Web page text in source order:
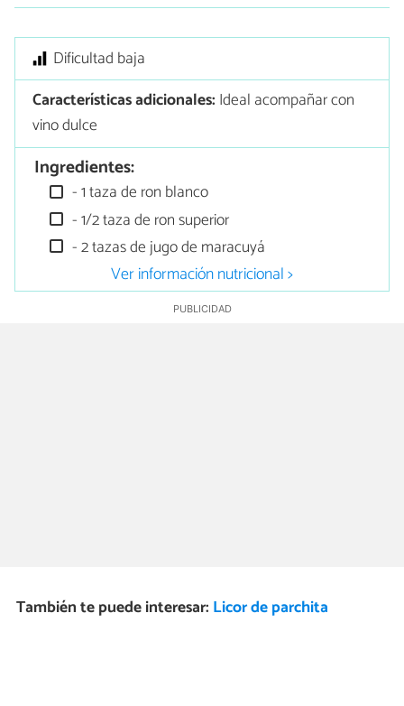
Dificultad baja
Características adicionales: Ideal acompañar con
vino dulce
Ingredientes:
- 1 taza de ron blanco
- 1/2 taza de ron superior
- 2 tazas de jugo de maracuyá
Ver información nutricional >
También te puede interesar: Licor de parchita